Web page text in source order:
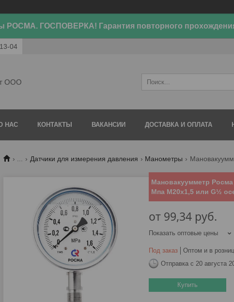
РОСМА. ГОСПОВЕРКА! Гарантия повторного
04
ООО
НАС КОНТАКТЫ ВАКАНСИИ ДОСТАВКА И ОПЛАТА
... Датчики для измерения давления Манометры
Мановакуумметр
Мпа М20х1,5 или G½
от 99,34 руб.
Показать оптовые цены
Под заказ Оптом и в
Отправка с 20 августа
Купить